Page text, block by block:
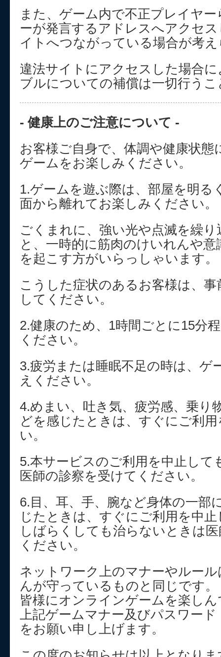
また、ゲーム内で不正プレイヤ
ーが発言するアドレスへアクセ
イトへつながっている場合が考
違法サイトにアクセスした場合
ブルについての補償は一切行う
- 健康上のご注意について -
お客様ご自身で、体調や健康状態
ゲームをお楽しみください。
1.ゲームを遊ぶ際は、部屋を明る
面から離れてお楽しみください。
ごくまれに、強い光や点滅を繰
と、一時的に筋肉のけいれんや
を起こす方がいらっしゃいます。
こうした症状のあるお客様は、
してください。
2.健康のため、1時間ごとに15分
ください。
3.疲労または睡眠不足の時は、ゲ
えください。
4.めまい、吐き気、疲労感、乗り
どを感じたときは、すぐにご利
い。
5.本サービスのご利用を中止して
医師の診察を受けてください。
6.目、耳、手、腕など身体の一部
じたときは、すぐにご利用を中
しばらくしても治らないときは
ください。
ネットワーク上のマナーやルー
んが守っているものと同じです。
皆様にオンラインゲームを楽し
上記ゲームマナー及びパスワー
をお願い申し上げます。